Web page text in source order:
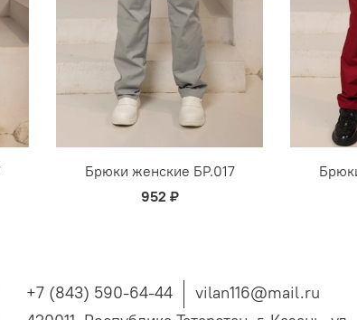
Брюки женские БР.017
952 ₽
+7 (843) 590-64-44
vilan116@mail.ru